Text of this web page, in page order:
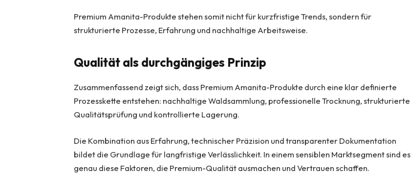
Premium Amanita-Produkte stehen somit nicht für kurzfristige Trends, sondern für
strukturierte Prozesse, Erfahrung und nachhaltige Arbeitsweise.
Qualität als durchgängiges Prinzip
Zusammenfassend zeigt sich, dass Premium Amanita-Produkte durch eine klar definierte
Prozesskette entstehen: nachhaltige Waldsammlung, professionelle Trocknung, strukturierte
Qualitätsprüfung und kontrollierte Lagerung.
Die Kombination aus Erfahrung, technischer Präzision und transparenter Dokumentation
bildet die Grundlage für langfristige Verlässlichkeit. In einem sensiblen Marktsegment sind es
genau diese Faktoren, die Premium-Qualität ausmachen und Vertrauen schaffen.